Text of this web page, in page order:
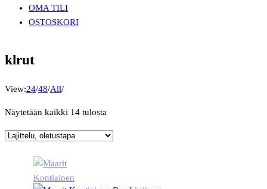
OMA TILI
OSTOSKORI
klrut
View:24/48/All/
Näytetään kaikki 14 tulosta